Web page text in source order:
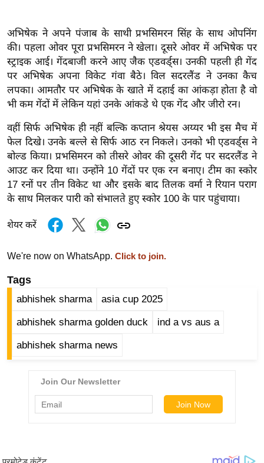
सा
ल
बे
मि
सा
ल
श
ख्सि
य
त
यं
इं
या
सा
हि
ज
ग
ज
अभिषेक ने अपने पंजाब के साथी प्रभसिमरन सिंह के साथ ओपनिंग
की। पहला ओवर पूरा प्रभसिमरन ने खेला। दूसरे ओवर में अभिषेक पर
स्ट्राइक आई। गेंदबाजी करने आए जैक एडवर्ड्स। उनकी पहली ही गेंद
पर अभिषेक अपना विकेट गंवा बैठे। विल सदरलैंड ने उनका कैच
लपका। आमतौर पर अभिषेक के खाते में दहाई का आंकड़ा होता है वो
भी कम गेंदों में लेकिन यहां उनके आंकडे थे एक गेंद और जीरो रन।
वहीं सिर्फ अभिषेक ही नहीं बल्कि कप्तान श्रेयस अय्यर भी इस मैच में
फेल दिखे। उनके बल्ले से सिर्फ आठ रन निकले। उनको भी एडवर्ड्स ने
बोल्ड किया। प्रभसिमरन को तीसरे ओवर की दूसरी गेंद पर सदरलैंड ने
आउट कर दिया था। उन्होंने 10 गेंदों पर एक रन बनाए। टीम का स्कोर
17 रनों पर तीन विकेट था और इसके बाद तिलक वर्मा ने रियान पराग
के साथ मिलकर पारी को संभालते हुए स्कोर 100 के पार पहुंचाया।
शेयर करें
We're now on WhatsApp. Click to join.
Tags
abhishek sharma asia cup 2025
abhishek sharma golden duck ind a vs aus a
abhishek sharma news